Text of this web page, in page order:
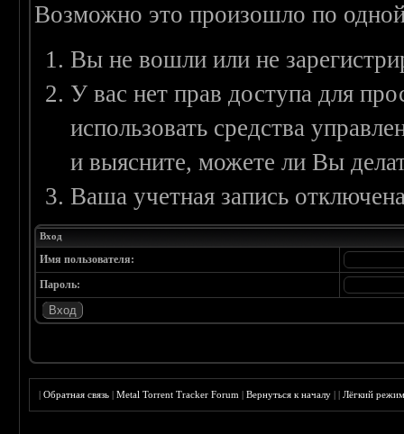
Возможно это произошло по
Вы не вошли или не
У вас нет прав доступа для
использовать средства
и выясните, можете ли Вы
Ваша учетная запись
Вход
Имя пользователя:
Пароль:
|Обратная связь |Metal Torrent Tracker Forum |Вернуться к началу ||Лёгкий